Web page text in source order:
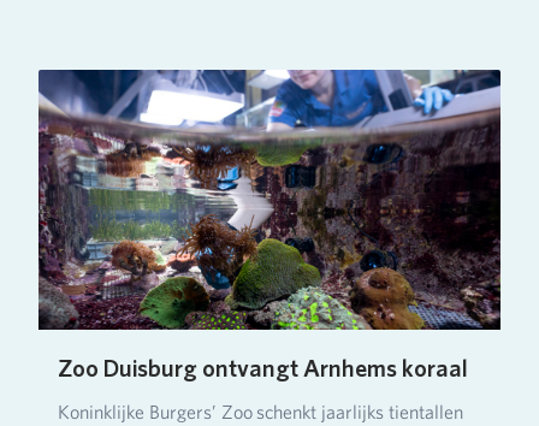
Zoo Duisburg ontvangt Arnhems koraal
Koninklijke Burgers’ Zoo schenkt jaarlijks tientallen